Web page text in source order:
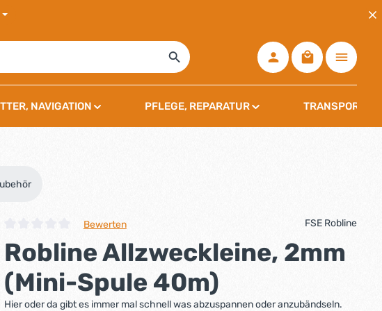
Warenkorb
NAVIGATION PFLEGE, REPARATUR TRANSPORT,
Bewerten FSE Robline
Robline Allzweckleine, 2mm
(Mini-Spule 40m)
Hier oder da gibt es immer mal schnell was abzuspannen oder anzubändseln.